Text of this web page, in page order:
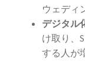
ウェディ
デジタル
け取り、
する人が